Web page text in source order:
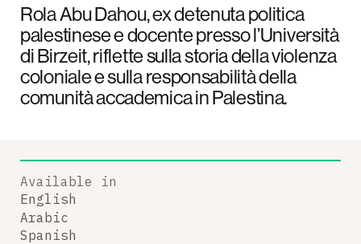
Rola Abu Dahou, ex detenuta politica
palestinese e docente presso l’Università
di Birzeit, riflette sulla storia della violenza
coloniale e sulla responsabilità della
comunità accademica in Palestina.
Available in
English
Arabic
Spanish